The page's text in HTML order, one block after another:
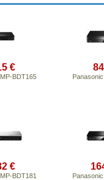
€
BDT165
€
BDT181